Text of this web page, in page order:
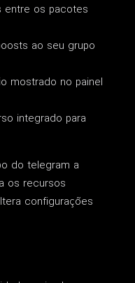
entre os pacotes
ao seu grupo
mostrado no painel
integrado para
do telegram a
os recursos
configurações